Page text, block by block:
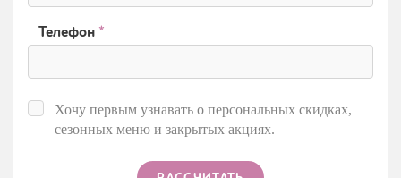
Телефон *
Хочу первым узнавать о персональных скидках,
сезонных меню и закрытых акциях.